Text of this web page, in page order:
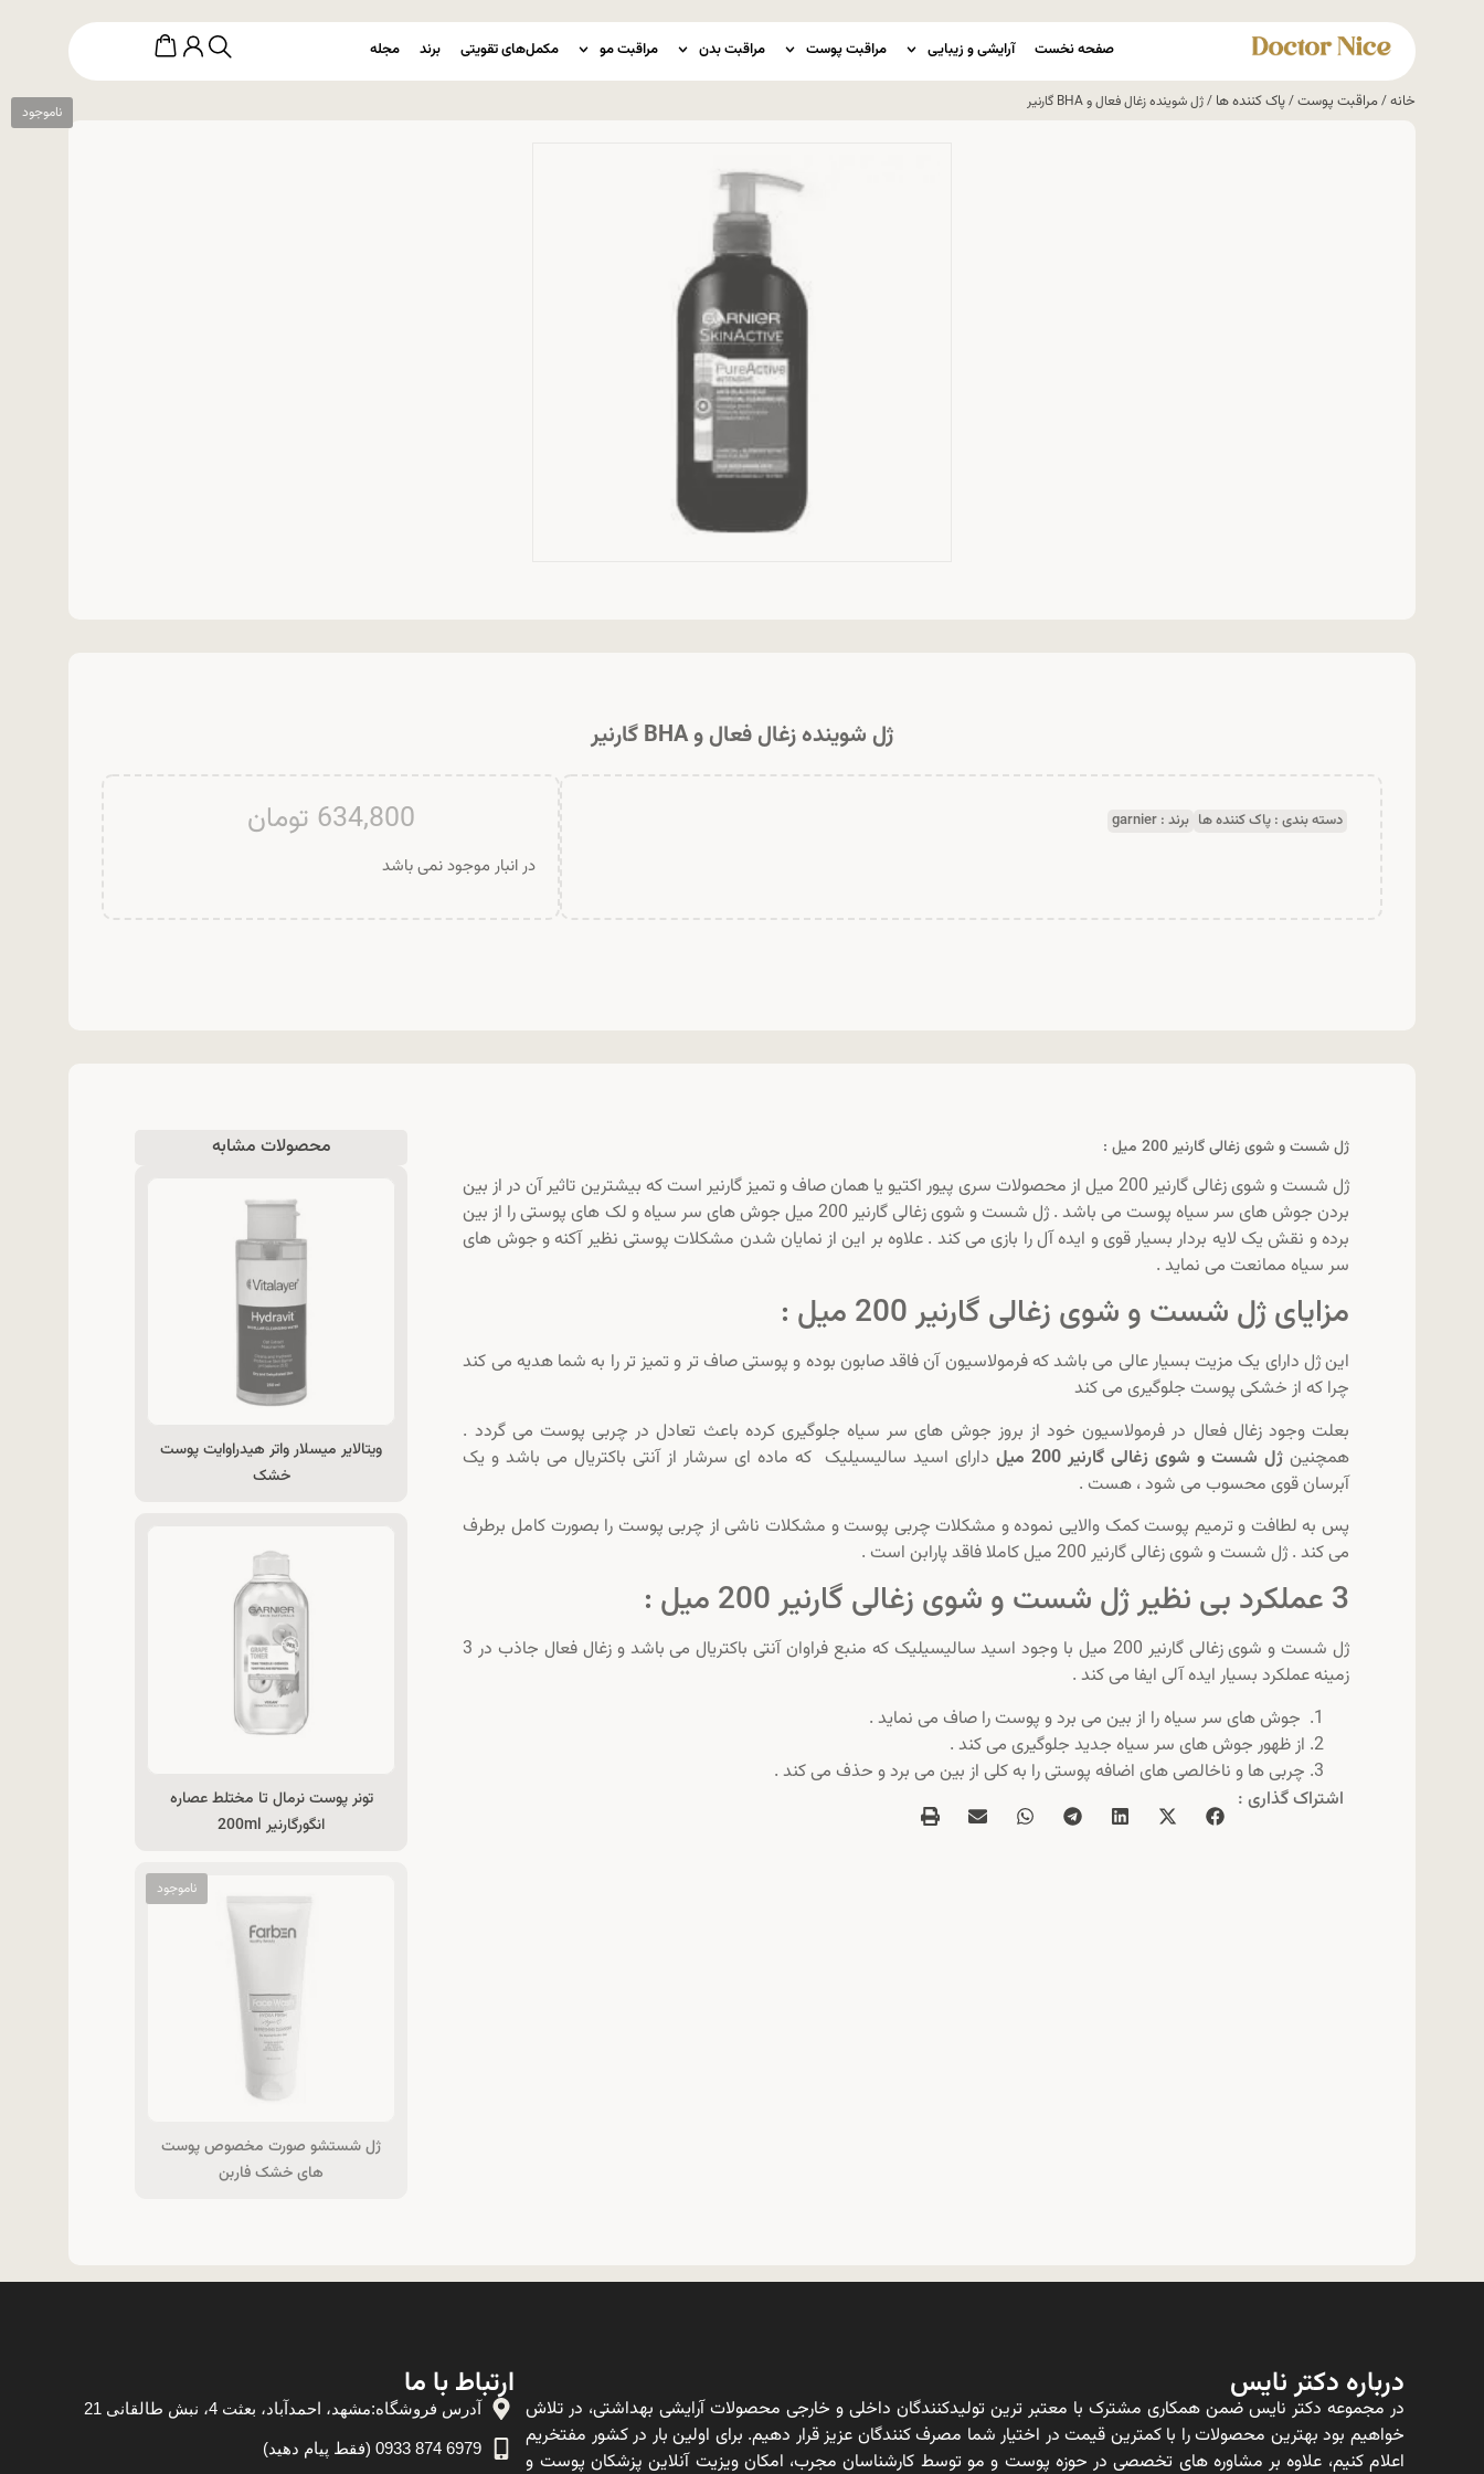
صفحه نخست آرایشی و زیبایی مراقبت پوست مراقبت بدن مراقبت مو مکمل‌های تقویتی برند مجله
خانه/مراقبت پوست/پاک کننده ها / ژل شوینده زغال فعال و BHA گارنیر
ژل شوینده زغال فعال و BHA گارنیر
دسته بندی : پاک کننده ها برند : garnier
634,800 تومان
در انبار موجود نمی باشد
ژل شست و شوی زغالی گارنیر 200 میل :
ژل شست و شوی زغالی گارنیر 200 میل از محصولات سری پیور اکتیو یا همان صاف و تمیز گارنیر است که بیشترین تاثیر آن در از بین
بردن جوش های سر سیاه پوست می باشد . ژل شست و شوی زغالی گارنیر 200 میل جوش های سر سیاه و لک های پوستی را از بین
برده و نقش یک لایه بردار بسیار قوی و ایده آل را بازی می کند . علاوه بر این از نمایان شدن مشکلات پوستی نظیر آکنه و جوش های
سر سیاه ممانعت می نماید .
مزایای ژل شست و شوی زغالی گارنیر 200 میل :
این ژل دارای یک مزیت بسیار عالی می باشد که فرمولاسیون آن فاقد صابون بوده و پوستی صاف تر و تمیز تر را به شما هدیه می کند
چرا که از خشکی پوست جلوگیری می کند
بعلت وجود زغال فعال در فرمولاسیون خود از بروز جوش های سر سیاه جلوگیری کرده باعث تعادل در چربی پوست می گردد .
همچنین ژل شست و شوی زغالی گارنیر 200 میل
دارای اسید سالیسیلیک که ماده ای سرشار از آنتی باکتریال می باشد و یک
آبرسان قوی محسوب می شود ، هست .
پس به لطافت و ترمیم پوست کمک والایی نموده و مشکلات چربی پوست و مشکلات ناشی از چربی پوست را بصورت کامل برطرف
می کند . ژل شست و شوی زغالی گارنیر 200 میل کاملا فاقد پارابن است .
3 عملکرد بی نظیر ژل شست و شوی زغالی گارنیر 200 میل :
ژل شست و شوی زغالی گارنیر 200 میل با وجود اسید سالیسیلیک که منبع فراوان آنتی باکتریال می باشد و زغال فعال جاذب در 3
زمینه عملکرد بسیار ایده آلی ایفا می کند .
جوش های سر سیاه را از بین می برد و پوست را صاف می نماید .
از ظهور جوش های سر سیاه جدید جلوگیری می کند .
چربی ها و ناخالصی های اضافه پوستی را به کلی از بین می برد و حذف می کند .
اشتراک گذاری :
محصولات مشابه
ویتالایر میسلار واتر هیدراوایت پوست
خشک
تونر پوست نرمال تا مختلط عصاره
انگورگارنیر 200ml
ژل شستشو صورت مخصوص پوست
های خشک فاربن
درباره دکتر نایس
در مجموعه دکتر نایس ضمن همکاری مشترک با معتبر ترین تولیدکنندگان داخلی و خارجی محصولات آرایشی بهداشتی، در تلاش
خواهیم بود بهترین محصولات را با کمترین قیمت در اختیار شما مصرف کنندگان عزیز قرار دهیم. برای اولین بار در کشور مفتخریم
اعلام کنیم، علاوه بر مشاوره های تخصصی در حوزه پوست و مو توسط کارشناسان مجرب، امکان ویزیت آنلاین پزشکان پوست و
ارتباط با ما
آدرس فروشگاه:مشهد، احمدآباد، بعثت 4، نبش طالقانی 21
6979 874 0933 (فقط پیام دهید)